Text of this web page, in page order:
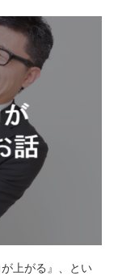
上がる』、とい